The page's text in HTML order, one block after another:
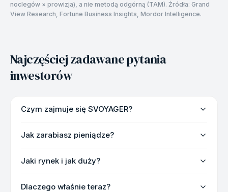
noclegów × prowizja), a nie metodą odgórną (TAM). Źródła: Grand
View Research, Fortune Business Insights, Mordor Intelligence.
Najczęściej zadawane pytania
inwestorów
Czym zajmuje się SVOYAGER?
Jak zarabiasz pieniądze?
Jaki rynek i jak duży?
Dlaczego właśnie teraz?